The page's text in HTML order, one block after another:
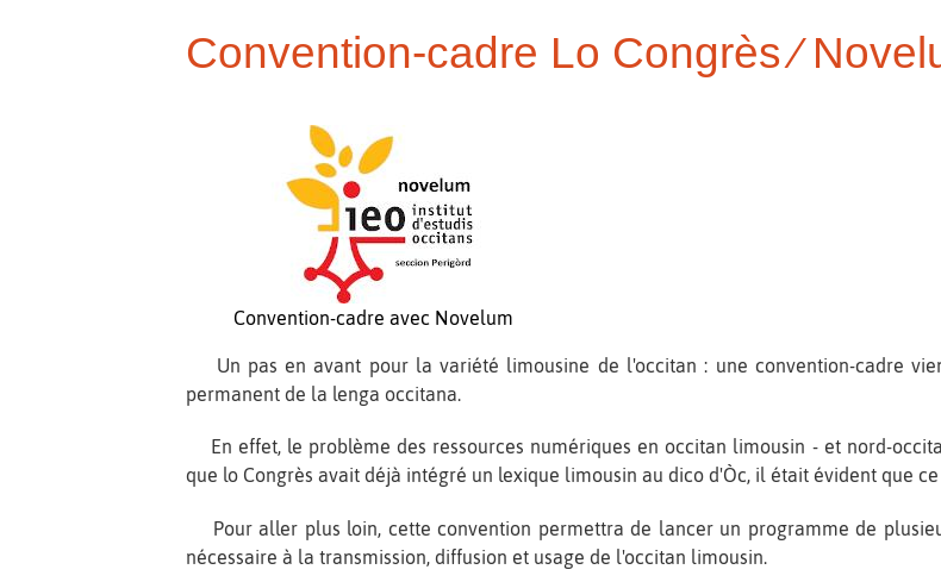
Convention-cadre Lo Congrès ∕
Convention-cadre avec Novelum
Un pas en avant pour la variété limousine de l'occitan : une convention-cadre
permanent de la lenga occitana.
En effet, le problème des ressources numériques en occitan limousin - et nord-
que lo Congrès avait déjà intégré un lexique limousin au dico d'Òc, il était évident que
Pour aller plus loin, cette convention permettra de lancer un programme de
nécessaire à la transmission, diffusion et usage de l'occitan limousin.